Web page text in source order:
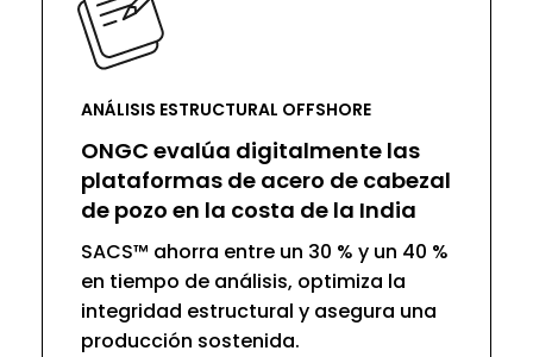
ANÁLISIS ESTRUCTURAL OFFSHORE
ONGC evalúa digitalmente las
plataformas de acero de cabezal
de pozo en la costa de la India
SACS™ ahorra entre un 30 % y un 40 %
en tiempo de análisis, optimiza la
integridad estructural y asegura una
producción sostenida.